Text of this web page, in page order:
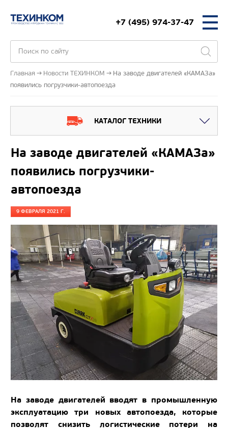
+7 (495) 974-37-47
Главная Новости ТЕХИНКОМ
На заводе двигателей «КАМАЗа»
появились погрузчики-автопоезда
КАТАЛОГ ТЕХНИКИ
На заводе двигателей «КАМАЗа»
появились погрузчики-
автопоезда
9 ФЕВРАЛЯ 2021 Г.
На заводе двигателей вводят в промышленную
эксплуатацию три новых автопоезда, которые
позволят снизить логистические потери на